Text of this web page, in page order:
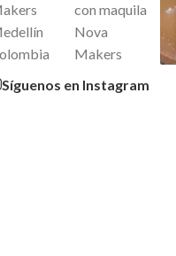
Síguenos en Instagram